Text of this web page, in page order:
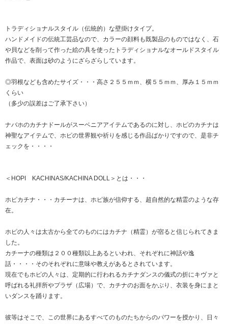
トラディショナルスタイル（伝統的）な壁掛けタイプ。
ハンドメイドの伝統工芸品なので、カラーの顔料も既製品のものではなく、石
や貝などを削って作った絵の具を使ったトラディショナルなオールドスタイル
作品で、表面は砂のようにざらざらしています。
◎羽根なども含めたサイズ・・・高さ２５５ｍｍ、横５５ｍｍ、厚み１５ｍｍ
くらい
（多少の誤差はご了承下さい）
ナバホのカチナドールがスーベニアアイテムであるのに対し、ホピのカチナは
神聖なアイテムで、ホピの世界観や祈りを感じる作品ばかりですので、是非チ
ェックを・・・・
＜HOPI KACHINAS/KACHINA DOLL＞とは・・・
ホピカチナ・・・カチーナは、ホピ族が信仰する、超自然的な精霊のような存
在。
ホピの人々は太古から全てのものにはカチナ（精霊）が宿ると信じられてきま
した。
カチーナの種類は２００種類以上あるといわれ、それぞれに神話や逸
話・・・・そのそれぞれに意味や教えがあるとされています。
現在でもホピの人々は、定期的に行われるカチナダンスの儀式の折にキヴァと
呼ばれる礼拝所やプラザ（広場）で、カチナのお面をかぶり、衣装を身にまと
いダンスを踊ります。
彼等はそこで、この世界にあるすべてのものたちからのパワーを授かり、日々